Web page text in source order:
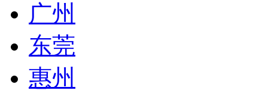
广州
东莞
惠州